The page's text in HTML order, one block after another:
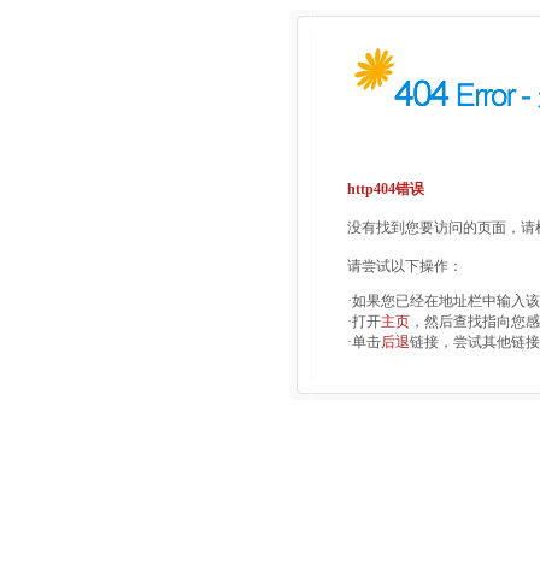
http404错误
没有找到您要访问的页面，
请尝试以下操作：
·如果您已经在地址栏中输入
·打开主页 ，然后查找指向您
·单击后退链接，尝试其他链